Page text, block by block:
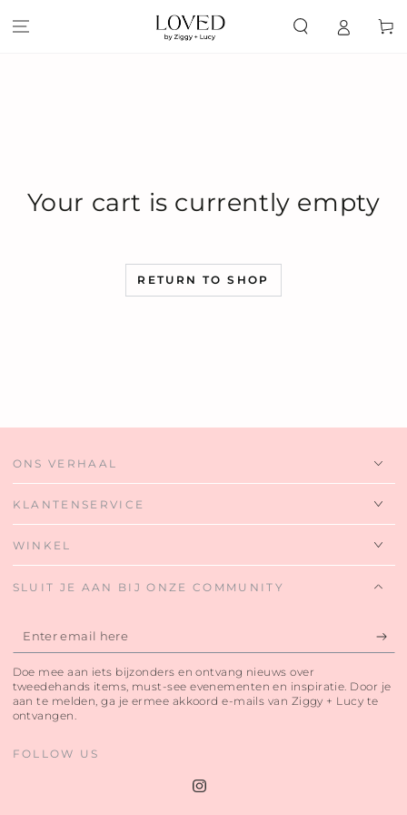
CONTENT
Cart
Your cart is currently empty
RETURN TO SHOP
ONS VERHAAL
KLANTENSERVICE
WINKEL
SLUIT JE AAN BIJ ONZE COMMUNITY
Enter
email
here
Doe mee aan iets bijzonders en ontvang nieuws over
tweedehands items, must-see evenementen en inspiratie. Door je
aan te melden, ga je ermee akkoord e-mails van Ziggy + Lucy te
ontvangen.
FOLLOW US
Instagram